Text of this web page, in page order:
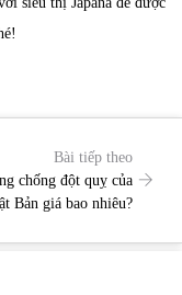
Bài tiếp theo
chống đột quỵ của
Bản giá bao nhiêu?